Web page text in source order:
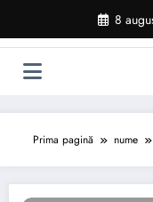
conținut
8
Prima pagină nume